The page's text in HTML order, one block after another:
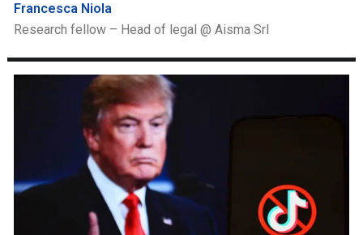
Francesca Niola
Research fellow – Head of legal @ Aisma Srl